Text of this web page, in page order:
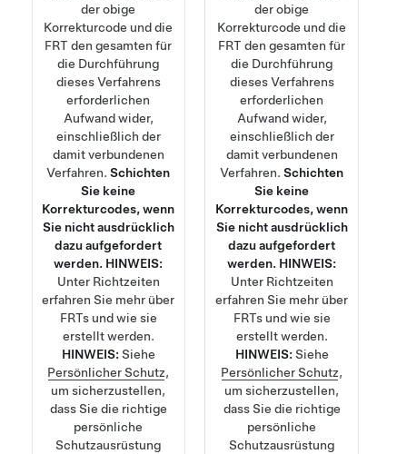
der obige
Korrekturcode und die
FRT den gesamten für
die Durchführung
dieses Verfahrens
erforderlichen
Aufwand wider,
einschließlich der
damit verbundenen
Verfahren.Schichten
Sie keine
Korrekturcodes, wenn
Sie nicht ausdrücklich
dazu aufgefordert
werden. HINWEIS:
Unter Richtzeiten
erfahren Sie mehr über
FRTs und wie sie
erstellt werden.
HINWEIS: Siehe
Persönlicher Schutz,
um sicherzustellen,
dass Sie die richtige
persönliche
Schutzausrüstung
der obige
Korrekturcode und die
FRT den gesamten für
die Durchführung
dieses Verfahrens
erforderlichen
Aufwand wider,
einschließlich der
damit verbundenen
Verfahren.Schichten
Sie keine
Korrekturcodes, wenn
Sie nicht ausdrücklich
dazu aufgefordert
werden. HINWEIS:
Unter Richtzeiten
erfahren Sie mehr über
FRTs und wie sie
erstellt werden.
HINWEIS: Siehe
Persönlicher Schutz,
um sicherzustellen,
dass Sie die richtige
persönliche
Schutzausrüstung